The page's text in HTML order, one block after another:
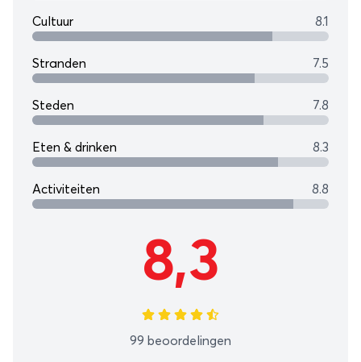
Cultuur 8.1
Stranden 7.5
Steden 7.8
Eten & drinken 8.3
Activiteiten 8.8
8,3
99 beoordelingen